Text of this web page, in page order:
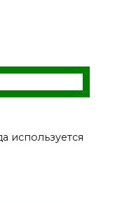
используется